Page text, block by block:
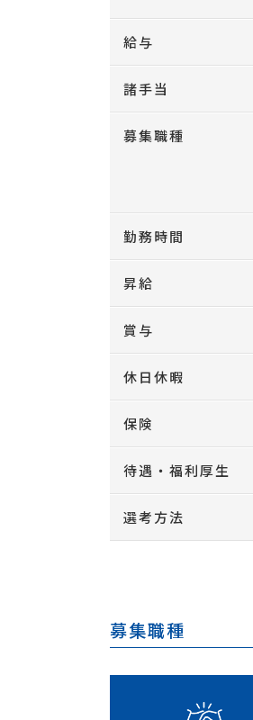
給与
諸手当
募集職種
勤務時間
昇給
賞与
休日休暇
保険
待遇・福利厚生
選考方法
募集職種